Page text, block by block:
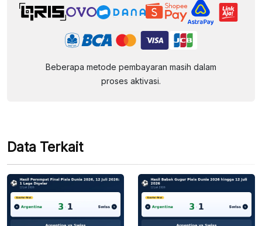
Beberapa metode pembayaran masih dalam
proses aktivasi.
Data Terkait